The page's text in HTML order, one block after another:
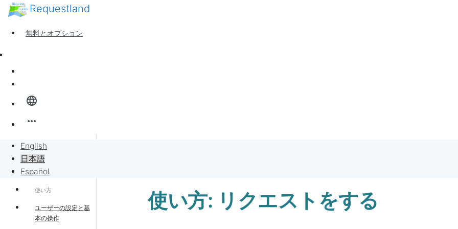
Requestland
無料とオプション
language
more_horiz
English
日本語
Español
リクエスト
リクエストに販売
誰でも参加できます
ピース・アンド・パッションについて
サポート・ホーム
使い方
ユーザーの設定と基
本の操作
使い方: リクエストをする